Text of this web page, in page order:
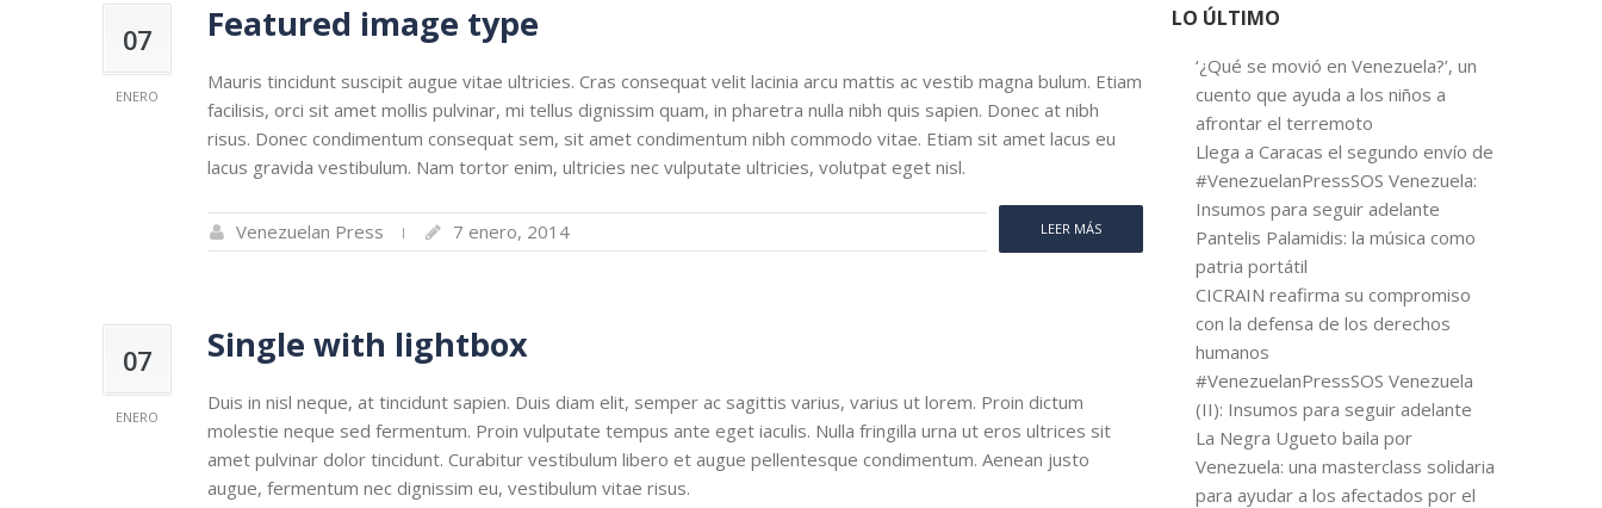
07
ENERO
Featured image type
Mauris tincidunt suscipit augue vitae ultricies. Cras consequat velit lacinia arcu mattis ac vestib magna bulum. Etiam
facilisis, orci sit amet mollis pulvinar, mi tellus dignissim quam, in pharetra nulla nibh quis sapien. Donec at nibh
risus. Donec condimentum consequat sem, sit amet condimentum nibh commodo vitae. Etiam sit amet lacus eu
lacus gravida vestibulum. Nam tortor enim, ultricies nec vulputate ultricies, volutpat eget nisl.
LEER MÁS
Venezuelan Press 7 enero, 2014
07
ENERO
Single with lightbox
Duis in nisl neque, at tincidunt sapien. Duis diam elit, semper ac sagittis varius, varius ut lorem. Proin dictum
molestie neque sed fermentum. Proin vulputate tempus ante eget iaculis. Nulla fringilla urna ut eros ultrices sit
amet pulvinar dolor tincidunt. Curabitur vestibulum libero et augue pellentesque condimentum. Aenean justo
augue, fermentum nec dignissim eu, vestibulum vitae risus.
LO ÚLTIMO
‘¿Qué se movió en Venezuela?’, un
cuento que ayuda a los niños a
afrontar el terremoto
Llega a Caracas el segundo envío de
#VenezuelanPressSOS Venezuela:
Insumos para seguir adelante
Pantelis Palamidis: la música como
patria portátil
CICRAIN reafirma su compromiso
con la defensa de los derechos
humanos
#VenezuelanPressSOS Venezuela
(II): Insumos para seguir adelante
La Negra Ugueto baila por
Venezuela: una masterclass solidaria
para ayudar a los afectados por el